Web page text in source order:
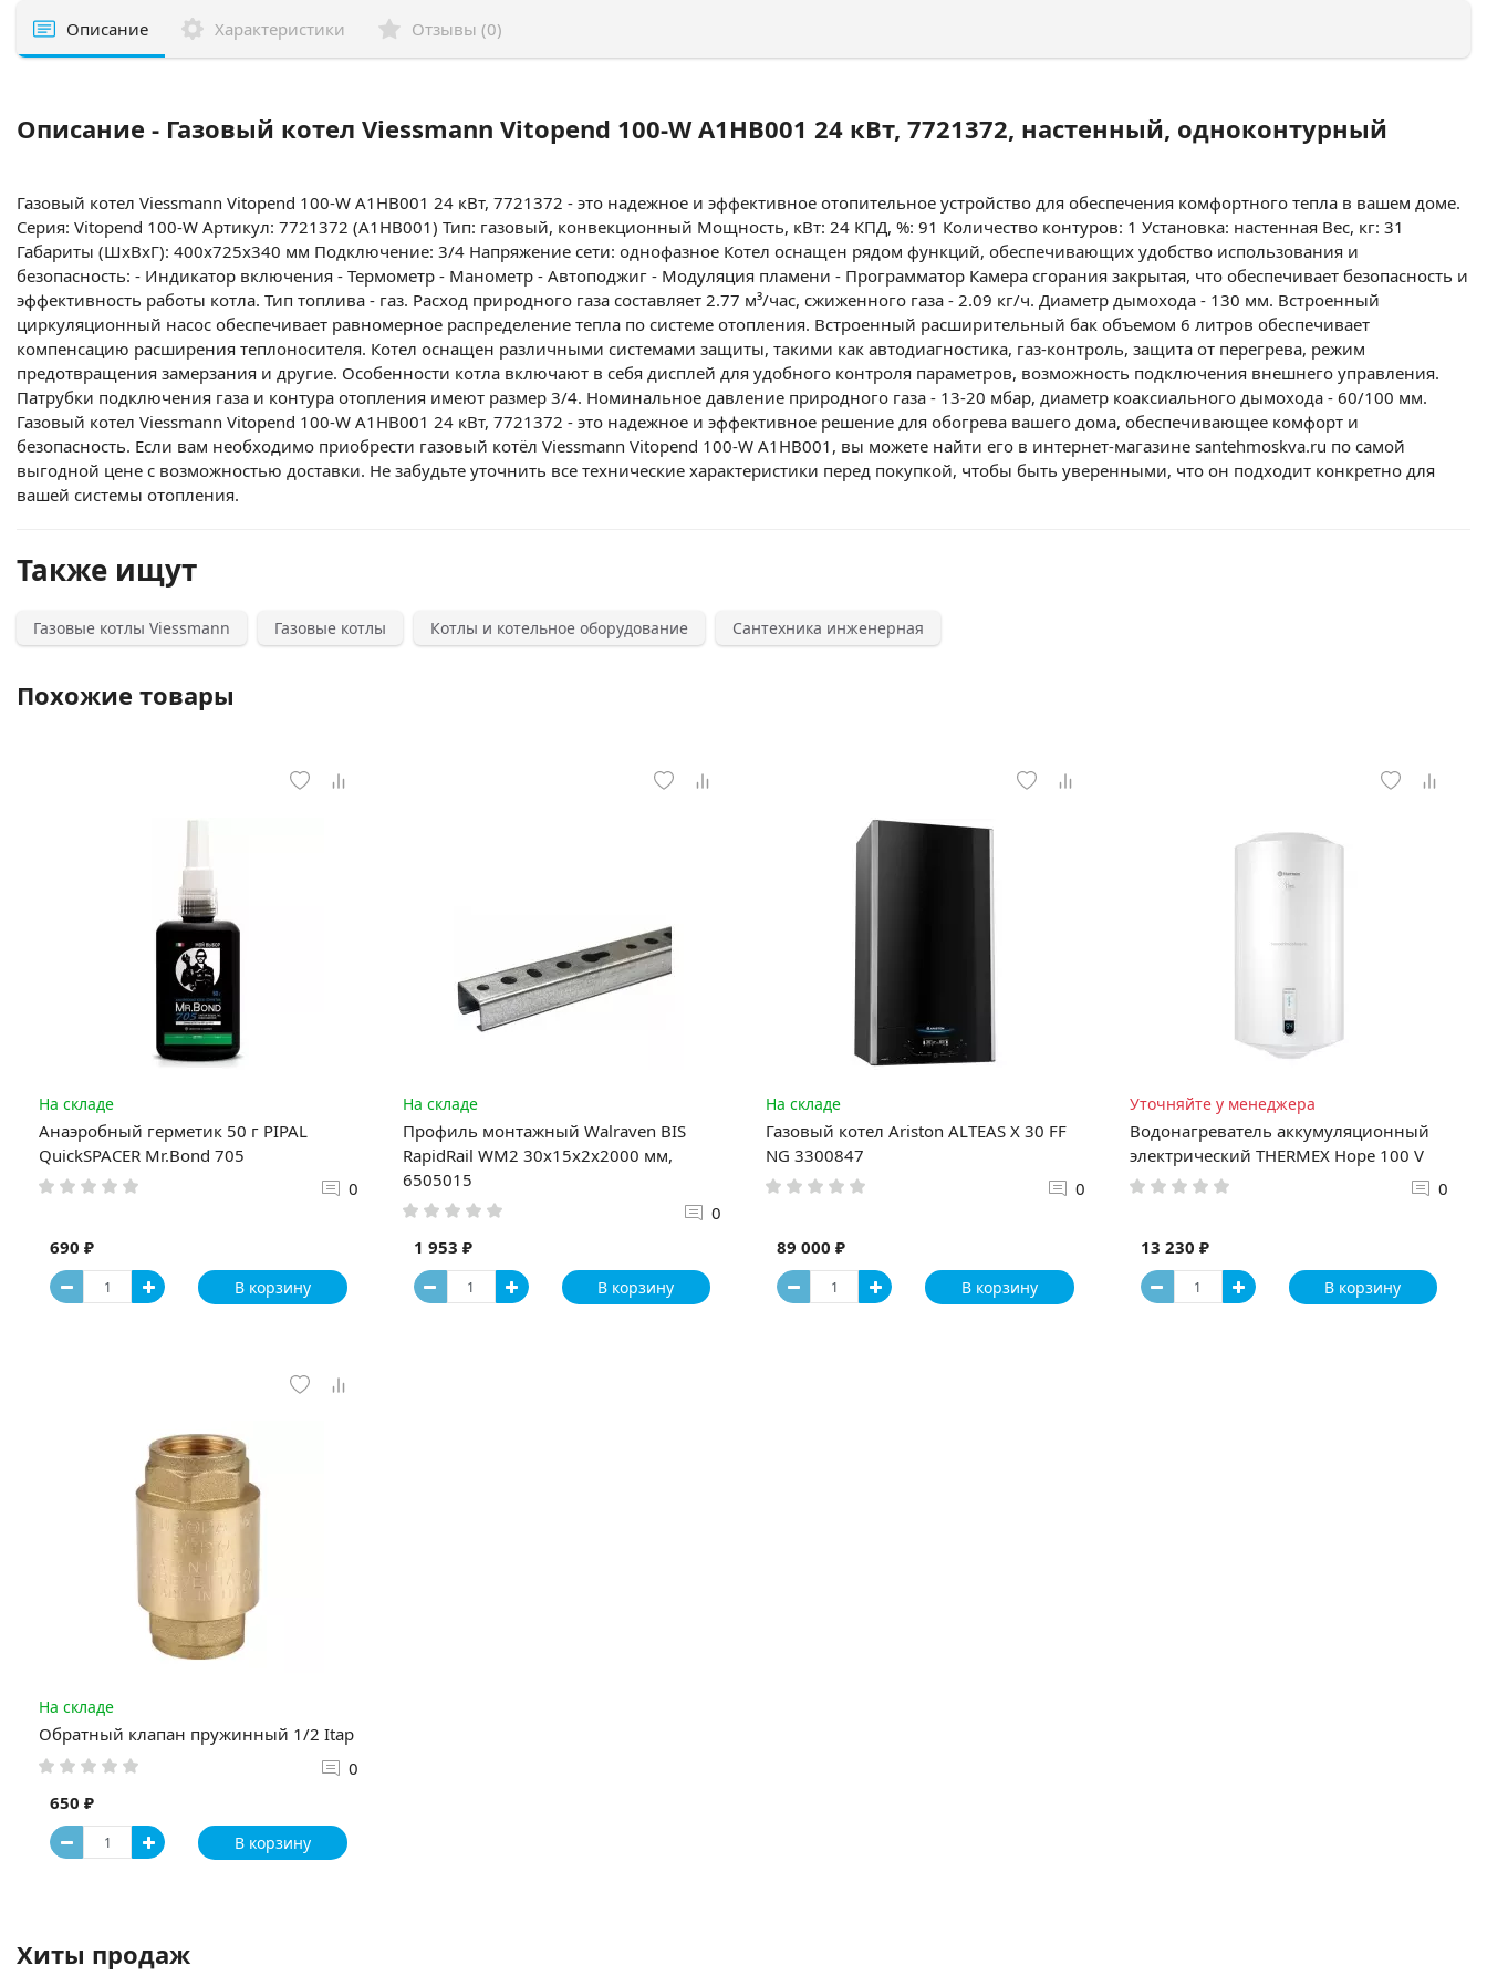
Описание Характеристики Отзывы (0)
Описание - Газовый котел Viessmann Vitopend 100-W A1HB001 24 кВт, 7721372, настенный, одноконтурный
Газовый котел Viessmann Vitopend 100-W A1HB001 24 кВт, 7721372 - это надежное и эффективное отопительное устройство для обеспечения комфортного тепла в вашем доме.
Серия: Vitopend 100-W Артикул: 7721372 (A1HB001) Тип: газовый, конвекционный Мощность, кВт: 24 КПД, %: 91 Количество контуров: 1 Установка: настенная Вес, кг: 31
Габариты (ШхВхГ): 400x725x340 мм Подключение: 3/4 Напряжение сети: однофазное Котел оснащен рядом функций, обеспечивающих удобство использования и
безопасность: - Индикатор включения - Термометр - Манометр - Автоподжиг - Модуляция пламени - Программатор Камера сгорания закрытая, что обеспечивает безопасность и
эффективность работы котла. Тип топлива - газ. Расход природного газа составляет 2.77 м³/час, сжиженного газа - 2.09 кг/ч. Диаметр дымохода - 130 мм. Встроенный
циркуляционный насос обеспечивает равномерное распределение тепла по системе отопления. Встроенный расширительный бак объемом 6 литров обеспечивает
компенсацию расширения теплоносителя. Котел оснащен различными системами защиты, такими как автодиагностика, газ-контроль, защита от перегрева, режим
предотвращения замерзания и другие. Особенности котла включают в себя дисплей для удобного контроля параметров, возможность подключения внешнего управления.
Патрубки подключения газа и контура отопления имеют размер 3/4. Номинальное давление природного газа - 13-20 мбар, диаметр коаксиального дымохода - 60/100 мм.
Газовый котел Viessmann Vitopend 100-W A1HB001 24 кВт, 7721372 - это надежное и эффективное решение для обогрева вашего дома, обеспечивающее комфорт и
безопасность. Если вам необходимо приобрести газовый котёл Viessmann Vitopend 100-W A1HB001, вы можете найти его в интернет-магазине santehmoskva.ru по самой
выгодной цене с возможностью доставки. Не забудьте уточнить все технические характеристики перед покупкой, чтобы быть уверенными, что он подходит конкретно для
вашей системы отопления.
Также ищут
Газовые котлы Viessmann Газовые котлы Котлы и котельное оборудование Сантехника инженерная
Похожие товары
На складе
Анаэробный герметик 50 г PIPAL
QuickSPACER Mr.Bond 705
0
690 ₽
В корзину
На складе
Профиль монтажный Walraven BIS
RapidRail WM2 30x15х2х2000 мм,
6505015
0
1 953 ₽
В корзину
На складе
Газовый котел Ariston ALTEAS X 30 FF
NG 3300847
0
89 000 ₽
В корзину
Уточняйте у менеджера
Водонагреватель аккумуляционный
электрический THERMEX Hope 100 V
0
13 230 ₽
В корзину
На складе
Обратный клапан пружинный 1/2 Itap
0
650 ₽
В корзину
Хиты продаж